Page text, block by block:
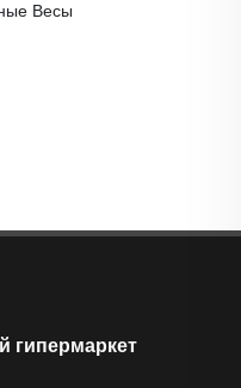
Весы
гипермаркет